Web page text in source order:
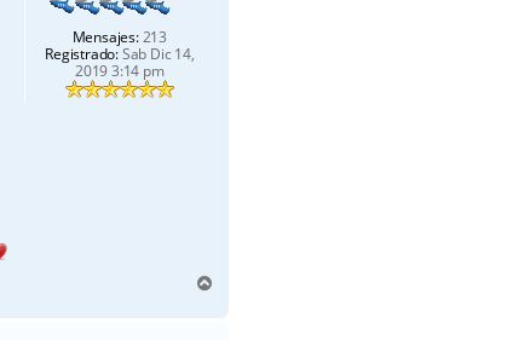
Mensajes:213
Registrado:Sab Dic 14,
2019 3:14 pm
r